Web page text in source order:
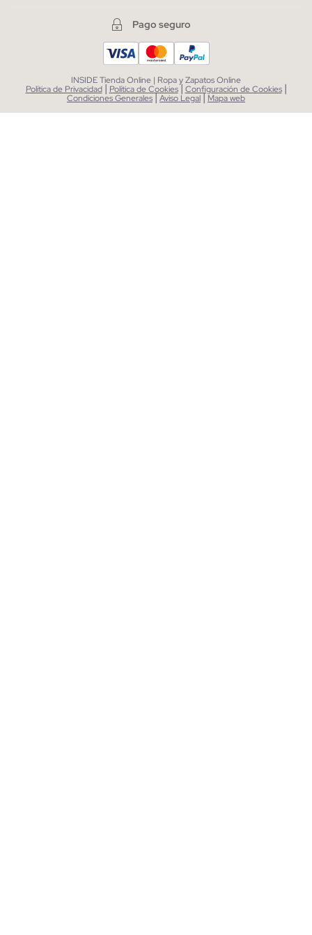
Pago seguro
INSIDE Tienda Online | Ropa y Zapatos Online
Política de Privacidad | Política de Cookies| Configuración de Cookies |
Condiciones Generales|Aviso Legal| Mapa web